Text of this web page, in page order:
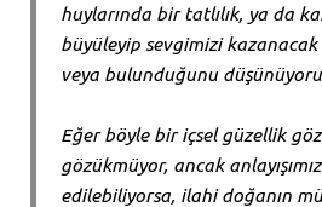
huylarında bir tatlılık, ya da
büyüleyip sevgimizi
veya bulunduğunu
Eğer böyle bir içsel güzellik
gözükmüyor, ancak
edilebiliyorsa, ilahi doğanın